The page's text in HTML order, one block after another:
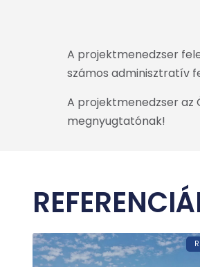
A projektmenedzser
számos adminisztratív
A projektmenedzser az
megnyugtatónak!